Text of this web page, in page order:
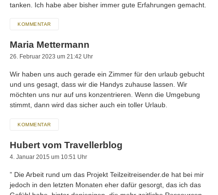
tanken. Ich habe aber bisher immer gute Erfahrungen gemacht.
KOMMENTAR
Maria Mettermann
26. Februar 2023 um 21:42 Uhr
Wir haben uns auch gerade ein Zimmer für den urlaub gebucht
und uns gesagt, dass wir die Handys zuhause lassen. Wir
möchten uns nur auf uns konzentrieren. Wenn die Umgebung
stimmt, dann wird das sicher auch ein toller Urlaub.
KOMMENTAR
Hubert vom Travellerblog
4. Januar 2015 um 10:51 Uhr
” Die Arbeit rund um das Projekt Teilzeitreisender.de hat bei mir
jedoch in den letzten Monaten eher dafür gesorgt, das ich das